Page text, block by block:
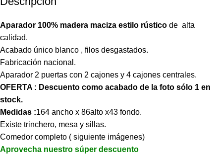
Aparador 100% madera maciza estilo rústico de alta
calidad.
Acabado único blanco , filos desgastados.
Fabricación nacional.
Aparador 2 puertas con 2 cajones y 4 cajones centrales.
OFERTA : Descuento como acabado de la foto sólo 1 en
stock.
Medidas :164 ancho x 86alto x43 fondo.
Existe trinchero, mesa y sillas.
Comedor completo ( siguiente imágenes)
Aprovecha nuestro súper descuento